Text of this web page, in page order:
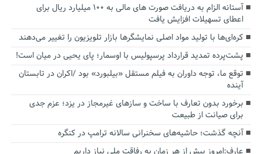
آستانه الزام به دریافت صورت های مالی به ۱۰۰ میلیارد ریال برای
اعطای تسهیلات افزایش یافت
کره‌ای‌ها با تولید مواد اصلی نمایشگرها بازار تلویزیون را تغییر می‌دهند
پشت‌پرده تمدید قرارداد پرسپولیس با اوسمار؛ پای یحیی در میان است!
توقع ما، توجه داوران به فیلم مستقل «بیلبورد» بود /اکران در تابستان
آینده
برخورد بدون تعارف با ساخت‌ و سازهای غیرمجاز در یزد؛ عزم جدی
برای صیانت از طبیعت
آنچه گذشت؛ حاشیه‌های سخنرانی سالانه ترامپ در کنگره
عارف:امروز بیش از هر زمان به رفاقت ملی نیاز داریم